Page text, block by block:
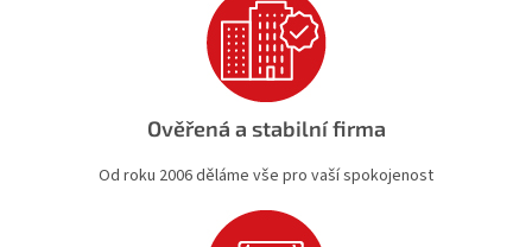
Ověřená a stabilní firma
Od roku 2006 děláme vše pro vaší spokojenost